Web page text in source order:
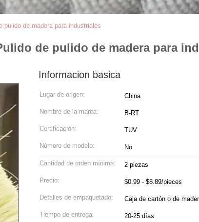
pulido de madera para industriales
de pulido de madera para
Informacion basica
Lugar de origen: China
Nombre de la marca: B-RT
Certificación: TUV
Número de modelo: No
Cantidad de orden mínima: 2 piezas
Precio: $0.99 - $8.89/pieces
Detalles de empaquetado: Caja de cartón o de
Tiempo de entrega: 20-25 días